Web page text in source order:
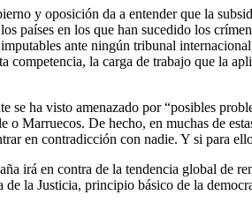
y oposición da a entender que la
países en los que han sucedido los
ante ningún tribunal
competencia, la carga de trabajo que la
se ha visto amenazado por “posibles
o Marruecos. De hecho, en muchas de
en contradicción con nadie. Y si para
irá en contra de la tendencia global de
la Justicia, principio básico de la